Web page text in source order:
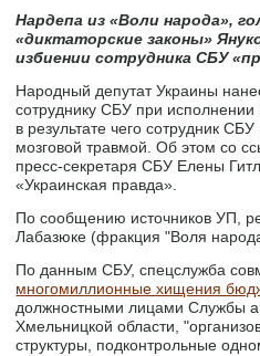
Нардепа из «Воли народа»,
«диктаторские законы»
избиении сотрудника СБУ
Народный депутат Украины
сотруднику СБУ при исполнении
в результате чего сотрудник
мозговой травмой. Об этом со
пресс-секретаря СБУ Елены
«Украинская правда».
По сообщению источников УП,
Лабазюке (фракция "Воля
По данным СБУ, спецслужба
многомиллионные хищения
должностными лицами Службы
Хмельницкой области,
структуры, подконтрольные